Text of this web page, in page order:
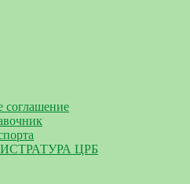
соглашение
ЦРБ